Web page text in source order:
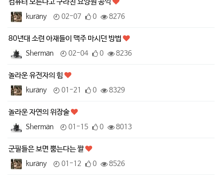
컴퓨터 모른다고 구라친 요양원 공익
kurany 02-07 0 8276
80년대 소련 아재들이 맥주 마시던 방법
Sherman 02-04 0 8236
놀라운 유전자의 힘
kurany 01-21 0 8329
놀라운 자연의 위장술
Sherman 01-15 0 8013
군필들은 보면 뿜는다는 짤
kurany 01-12 0 8526